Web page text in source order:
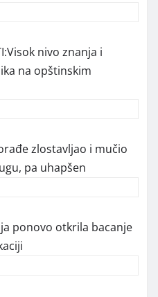
nivo znanja i
na opštinskim
zlostavljao i mučio
pa uhapšen
ponovo otkrila bacanje